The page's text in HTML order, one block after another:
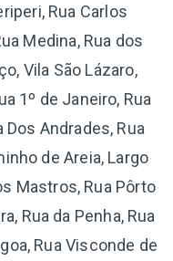
Rua Carlos
Medina, Rua dos
Vila São Lázaro,
1º de Janeiro, Rua
Andrades, Rua
de Areia, Largo
Mastros, Rua Pôrto
Rua da Penha, Rua
Rua Visconde de